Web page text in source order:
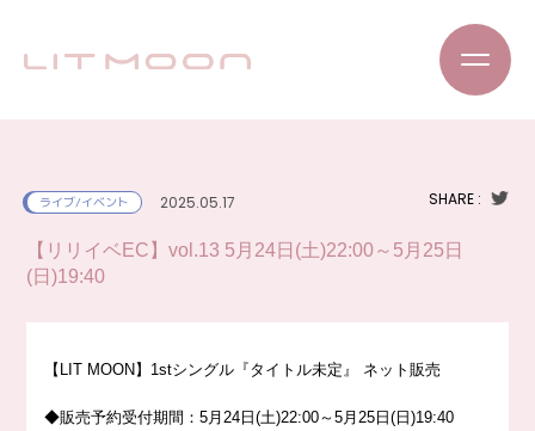
ライブ/イベント 2025.05.17 SHARE :
【リリイベEC】vol.13 5月24日(土)22:00～5月25日
(日)19:40
【LIT MOON】1stシングル『タイトル未定』 ネット販売
◆販売予約受付期間：5月24日(土)22:00～5月25日(日)19:40